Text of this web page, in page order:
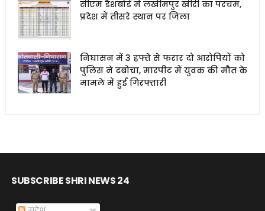
सीएम डैशबोर्ड में लखीमपुर खीरी का परचम,
प्रदेश में तीसरे स्थान पर जिला
निघासन में 3 हफ्ते से फरार दो आरोपियों को
पुलिस ने दबोचा, मारपीट में युवक की मौत के
मामले में हुई गिरफ्तारी
SUBSCRIBE SHRI NEWS 24